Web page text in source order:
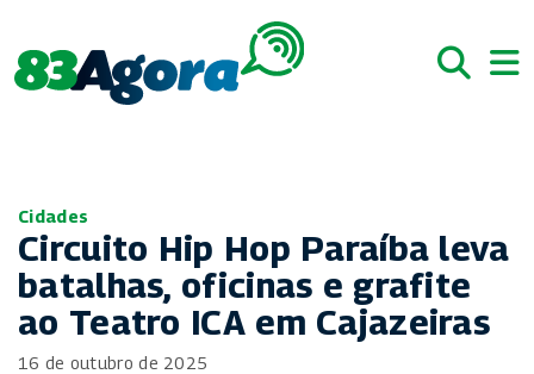
Cidades
Circuito Hip Hop Paraíba leva
batalhas, oficinas e grafite
ao Teatro ICA em Cajazeiras
16 de outubro de 2025